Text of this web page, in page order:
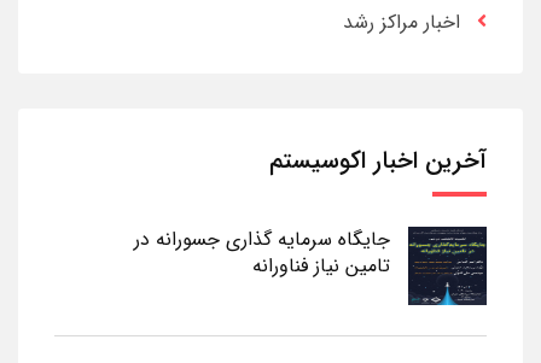
اخبار مراکز رشد
آخرین اخبار اکوسیستم
جایگاه سرمایه گذاری جسورانه در
تامین نیاز فناورانه